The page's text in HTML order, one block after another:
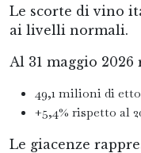
Le scorte di vino
ai livelli normali.
Al 31 maggio
49,1 milioni di
+5,4% rispetto al
Le giacenze